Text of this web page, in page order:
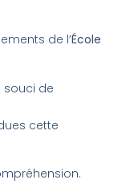
de l’École
souci de
cette